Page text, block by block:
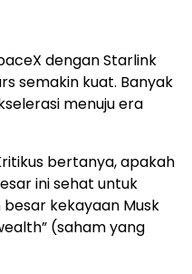
dengan Starlink
semakin kuat. Banyak
menuju era
bertanya, apakah
ini sehat untuk
kekayaan Musk
(saham yang